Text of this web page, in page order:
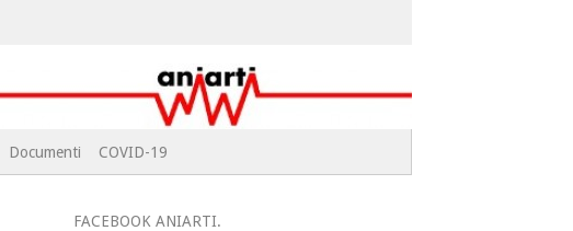
Documenti COVID-19
FACEBOOK ANIARTI.